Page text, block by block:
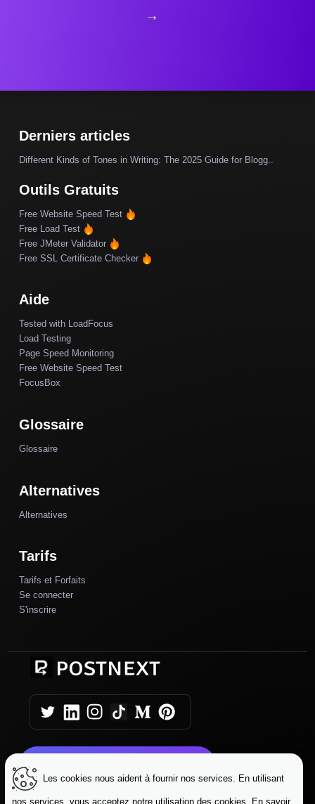
→
Derniers articles
Different Kinds of Tones in Writing: The 2025 Guide for Blogg..
Outils Gratuits
Free Website Speed Test
Free Load Test
Free JMeter Validator
Free SSL Certificate Checker
Aide
Tested with LoadFocus
Load Testing
Page Speed Monitoring
Free Website Speed Test
FocusBox
Glossaire
Glossaire
Alternatives
Alternatives
Tarifs
Tarifs et Forfaits
Se connecter
S'inscrire
Les cookies nous aident à fournir nos services. En utilisant
nos services, vous acceptez notre utilisation des cookies. En savoir